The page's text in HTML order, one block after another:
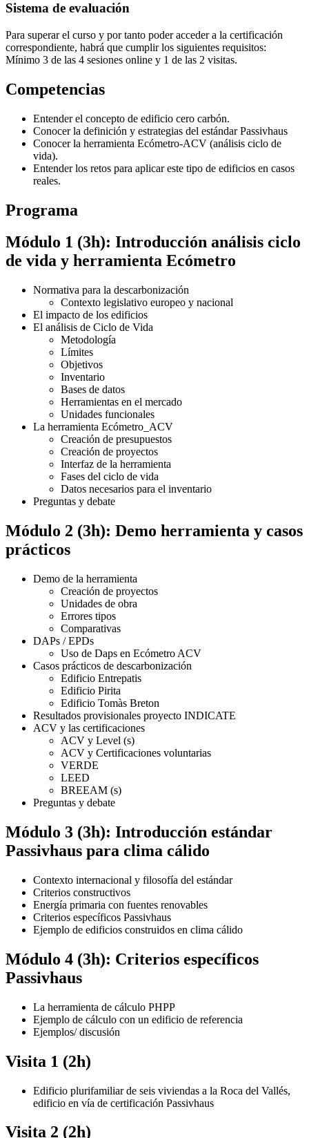
Sistema de evaluación
Para superar el curso y por tanto poder acceder a la certificación
correspondiente, habrá que cumplir los siguientes requisitos:
Mínimo 3 de las 4 sesiones online y 1 de las 2 visitas.
Competencias
Entender el concepto de edificio cero carbón.
Conocer la definición y estrategias del estándar Passivhaus
Conocer la herramienta Ecómetro-ACV (análisis ciclo de
vida).
Entender los retos para aplicar este tipo de edificios en casos
reales.
Programa
Módulo 1 (3h): Introducción análisis ciclo
de vida y herramienta Ecómetro
Normativa para la descarbonización
Contexto legislativo europeo y nacional
El impacto de los edificios
El análisis de Ciclo de Vida
Metodología
Límites
Objetivos
Inventario
Bases de datos
Herramientas en el mercado
Unidades funcionales
La herramienta Ecómetro_ACV
Creación de presupuestos
Creación de proyectos
Interfaz de la herramienta
Fases del ciclo de vida
Datos necesarios para el inventario
Preguntas y debate
Módulo 2 (3h): Demo herramienta y casos
prácticos
Demo de la herramienta
Creación de proyectos
Unidades de obra
Errores tipos
Comparativas
DAPs / EPDs
Uso de Daps en Ecómetro ACV
Casos prácticos de descarbonización
Edificio Entrepatis
Edificio Pirita
Edificio Tomàs Breton
Resultados provisionales proyecto INDICATE
ACV y las certificaciones
ACV y Level (s)
ACV y Certificaciones voluntarias
VERDE
LEED
BREEAM (s)
Preguntas y debate
Módulo 3 (3h): Introducción estándar
Passivhaus para clima cálido
Contexto internacional y filosofía del estándar
Criterios constructivos
Energía primaria con fuentes renovables
Criterios específicos Passivhaus
Ejemplo de edificios construidos en clima cálido
Módulo 4 (3h): Criterios específicos
Passivhaus
La herramienta de cálculo PHPP
Ejemplo de cálculo con un edificio de referencia
Ejemplos/ discusión
Visita 1 (2h)
Edificio plurifamiliar de seis viviendas a la Roca del Vallés,
edificio en vía de certificación Passivhaus
Visita 2 (2h)